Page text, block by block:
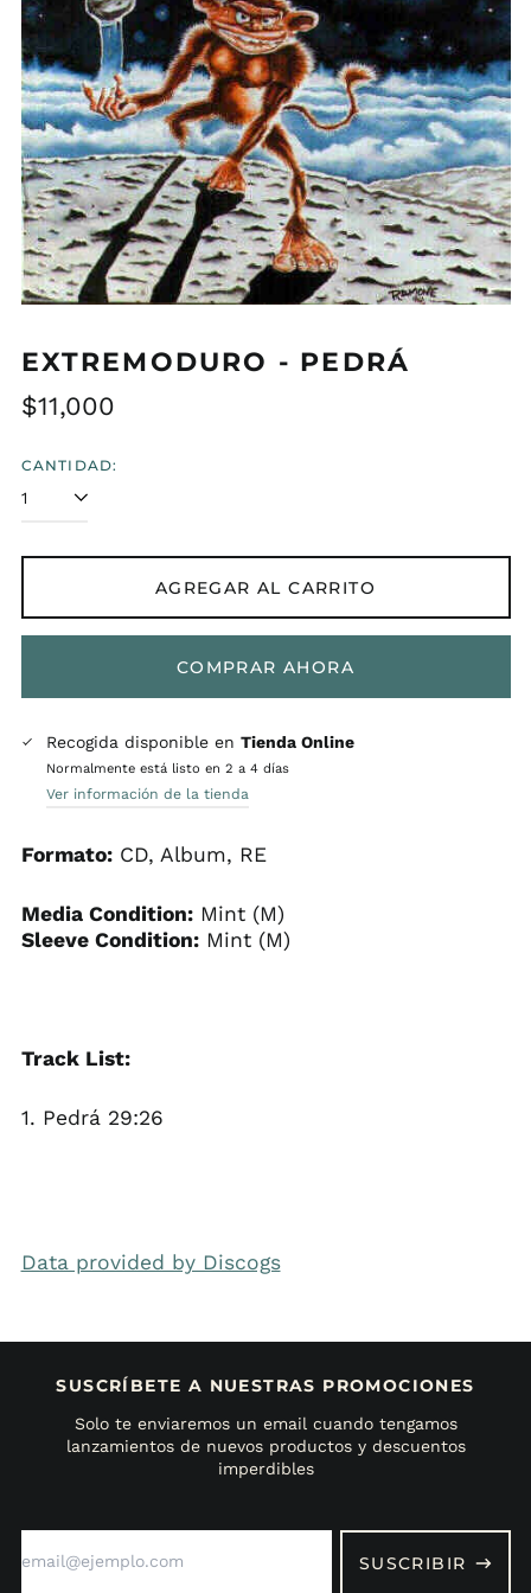
EXTREMODURO - PEDRÁ
Precio
$11,000
CANTIDAD:
AGREGAR AL CARRITO
COMPRAR AHORA
Recogida disponible en Tienda Online
Normalmente está listo en 2 a 4 días
Ver información de la tienda
Formato:CD, Album, RE
Media Condition:Mint (M)
Sleeve Condition:Mint (M)
Track List:
1. Pedrá 29:26
Data provided by Discogs
SUSCRÍBETE A NUESTRAS PROMOCIONES
Solo te enviaremos un email cuando tengamos
lanzamientos de nuevos productos y descuentos
imperdibles
SUSCRIBIR